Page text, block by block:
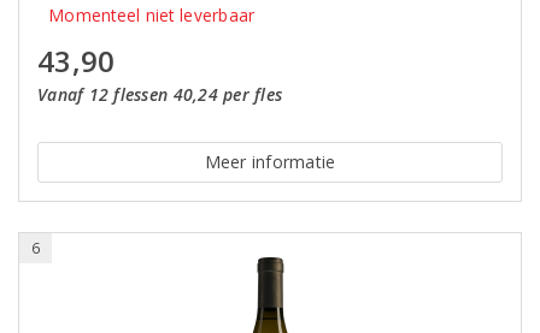
Momenteel niet leverbaar
43,90
Vanaf 12 flessen 40,24 per fles
Meer informatie
6